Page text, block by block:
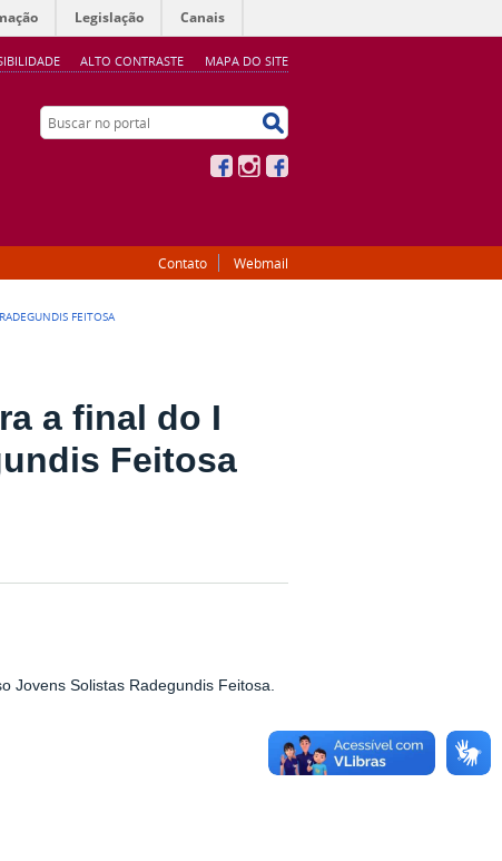
ALTO CONTRASTE MAPA DO SITE
Legislação Canais
Buscar no portal
FacebookInstagram
Contato Webmail
FEITOSA
a final do I
Feitosa
Jovens Solistas Radegundis Feitosa.